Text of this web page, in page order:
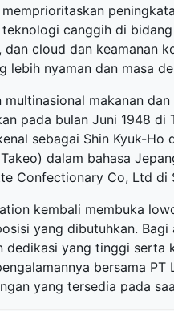
canggih di
cloud dan keamanan
lebih nyaman dan masa
makanan
pada bulan Juni 1948 di
sebagai Shin Kyuk-Ho
dalam bahasa
Confectionary Co, Ltd di
kembali membuka
yang dibutuhkan.
dedikasi yang tinggi serta
bersama
yang tersedia pada